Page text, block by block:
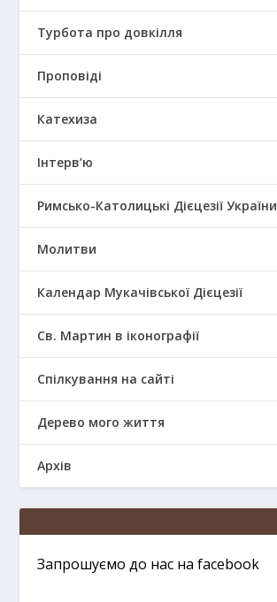
Турбота про довкілля
Проповіді
Катехиза
Інтерв’ю
Римсько-Католицькі Дієцезії України
Молитви
Календар Мукачівської Дієцезії
Св. Мартин в іконографії
Спілкування на сайті
Дерево мого життя
Архів
Запрошуємо до нас на facebook